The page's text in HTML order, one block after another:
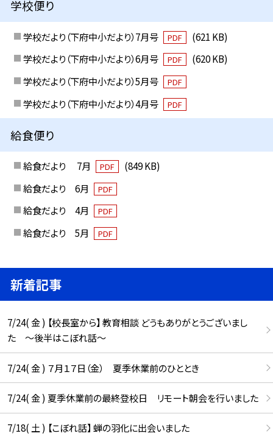
学校便り
学校だより（下府中小だより）7月号 PDF
(621 KB)
学校だより（下府中小だより）6月号
PDF
(620 KB)
学校だより（下府中小だより）5月号
PDF
学校だより（下府中小だより）4月号 PDF
給食便り
給食だより 7月 PDF
(849 KB)
給食だより 6月
PDF
給食だより 4月 PDF
給食だより 5月 PDF
新着記事
7/24( 金 ) 【校長室から】 教育相談 どうもありがとうございまし
た ～後半はこぼれ話～
7/24( 金 ) ７月１７日（金） 夏季休業前のひととき
7/24( 金 ) 夏季休業前の最終登校日 リモート朝会を行いました
7/18( 土 ) 【こぼれ話】 蝉の羽化に出会いました